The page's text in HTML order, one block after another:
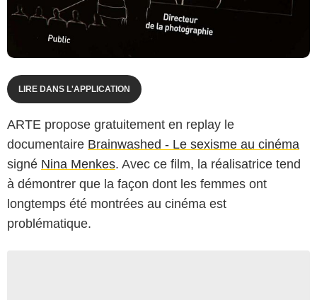
LIRE DANS L'APPLICATION
ARTE propose gratuitement en replay le
documentaire Brainwashed - Le sexisme au cinéma
signé Nina Menkes. Avec ce film, la réalisatrice tend
à démontrer que la façon dont les femmes ont
longtemps été montrées au cinéma est
problématique.